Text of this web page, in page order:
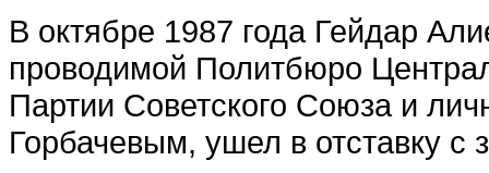
В октябре 1987 года Гейдар
проводимой Политбюро
Партии Советского Союза и
Горбачевым, ушел в отставку